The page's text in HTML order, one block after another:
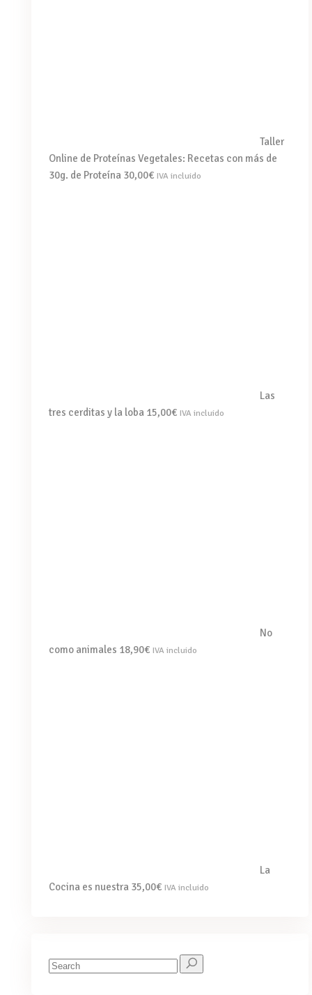
Taller
Online de Proteínas Vegetales: Recetas con más de
30g. de Proteína 30,00€ IVA incluido
Las
tres cerditas y la loba 15,00€ IVA incluido
No
como animales 18,90€ IVA incluido
La
Cocina es nuestra 35,00€ IVA incluido
Search